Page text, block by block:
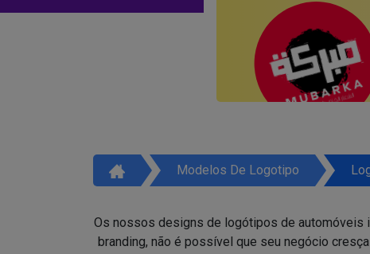
Modelos De Logotipo
Os nossos designs de logótipos de automóveis
branding, não é possível que seu negócio